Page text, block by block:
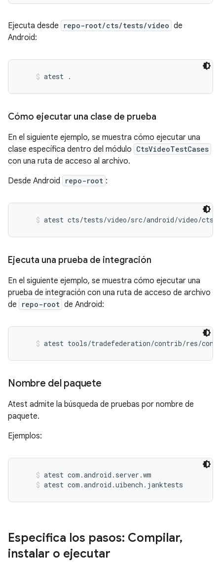
Ejecuta desde repo-root/cts/tests/video de
Android:
atest .
Cómo ejecutar una clase de prueba
En el siguiente ejemplo, se muestra cómo ejecutar una
clase específica dentro del módulo CtsVideoTestCases
con una ruta de acceso al archivo.
Desde Android
repo-root :
atest cts/tests/video/src/android/video/cts/
Ejecuta una prueba de integración
En el siguiente ejemplo, se muestra cómo ejecutar una
prueba de integración con una ruta de acceso de archivo
de
repo-root de Android:
atest tools/tradefederation/contrib/res/
Nombre del paquete
Atest admite la búsqueda de pruebas por nombre de
paquete.
Ejemplos:
atest com.android.server.wm
atest com.android.uibench.janktests
Especifica los pasos: Compilar,
instalar o ejecutar